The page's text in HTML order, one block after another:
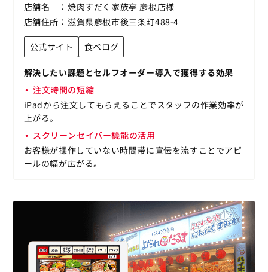
店舗名
焼肉すだく家族亭 彦根店様
店舗住所
滋賀県彦根市後三条町488-4
公式サイト 食べログ
解決したい課題とセルフオーダー導入で獲得する効果
注文時間の短縮
iPadから注文してもらえることでスタッフの作業効率が
上がる。
スクリーンセイバー機能の活用
お客様が操作していない時間帯に宣伝を流すことでアピ
ールの幅が広がる。